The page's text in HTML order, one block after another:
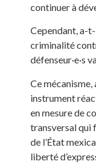
continuer à
Cependant, a-
criminalité
défenseur·e·s
Ce
instrument
en mesure de
transversal qui
de l’État
liberté